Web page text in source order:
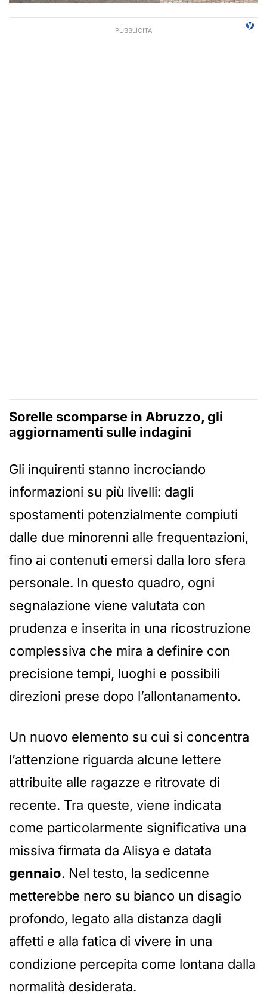
Sorelle scomparse in Abruzzo, gli
aggiornamenti sulle indagini
Gli inquirenti stanno incrociando
informazioni su più livelli: dagli
spostamenti potenzialmente compiuti
dalle due minorenni alle frequentazioni,
fino ai contenuti emersi dalla loro sfera
personale. In questo quadro, ogni
segnalazione viene valutata con
prudenza e inserita in una ricostruzione
complessiva che mira a definire con
precisione tempi, luoghi e possibili
direzioni prese dopo l’allontanamento.
Un nuovo elemento su cui si concentra
l’attenzione riguarda alcune lettere
attribuite alle ragazze e ritrovate di
recente. Tra queste, viene indicata
come particolarmente significativa una
missiva firmata da Alisya e datata
gennaio. Nel testo, la sedicenne
metterebbe nero su bianco un disagio
profondo, legato alla distanza dagli
affetti e alla fatica di vivere in una
condizione percepita come lontana dalla
normalità desiderata.